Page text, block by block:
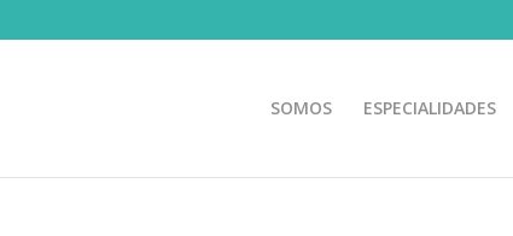
SOMOS ESPECIALIDADES